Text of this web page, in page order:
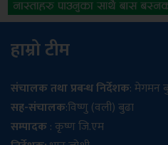
हाम्रो टीम
संचालक तथा प्रबन्ध निर्देशक: मेगमन
सह-संचालक:विष्णु (वली) बुढा
सम्पादक: कृष्ण जि.एम